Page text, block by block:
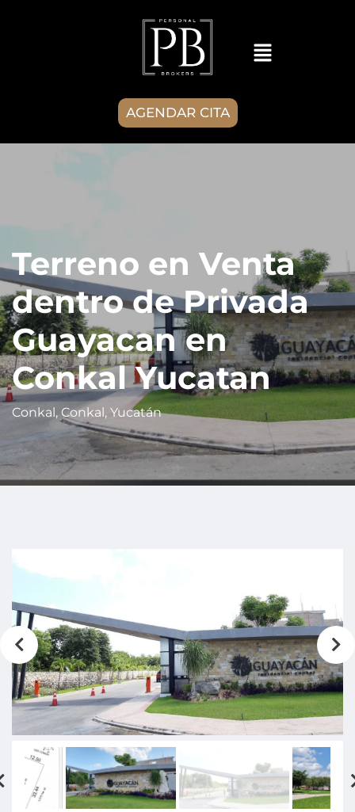
AGENDAR CITA
Terreno en Venta
dentro de Privada
Guayacan en
Conkal Yucatan
Conkal, Conkal, Yucatán